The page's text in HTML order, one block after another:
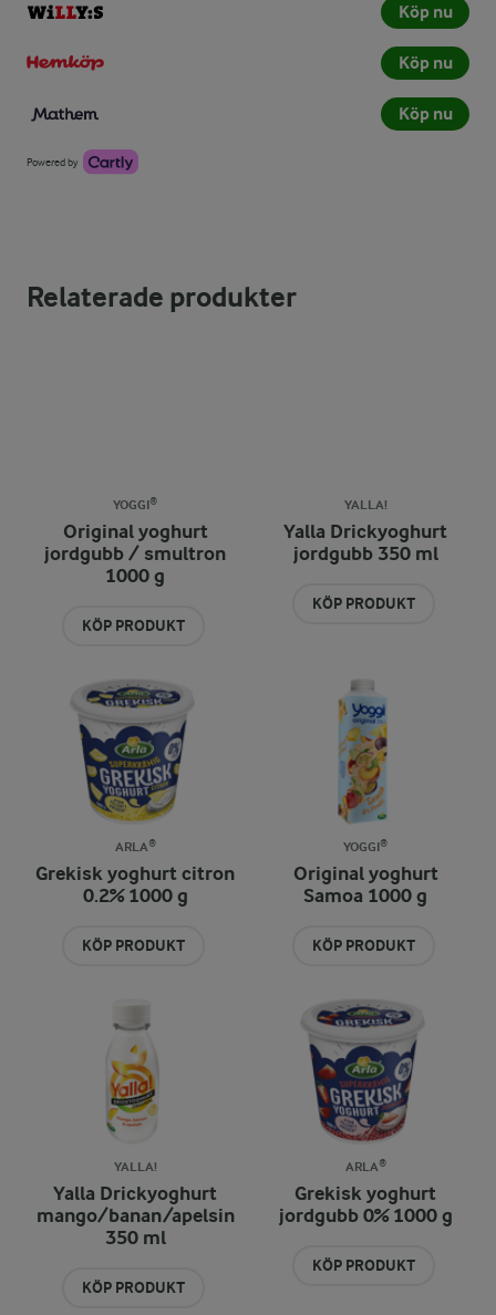
Köp nu
Köp nu
Köp nu
Powered by
Relaterade produkter
YOGGI®
Original yoghurt
jordgubb / smultron
1000 g
KÖP PRODUKT
YALLA!
Yalla Drickyoghurt
jordgubb 350 ml
KÖP PRODUKT
ARLA®
Grekisk yoghurt citron
0.2% 1000 g
KÖP PRODUKT
YOGGI®
Original yoghurt
Samoa 1000 g
KÖP PRODUKT
YALLA!
Yalla Drickyoghurt
mango/banan/apelsin
350 ml
KÖP PRODUKT
ARLA®
Grekisk yoghurt
jordgubb 0% 1000 g
KÖP PRODUKT